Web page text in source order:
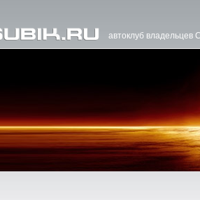
автоклуб владельцев